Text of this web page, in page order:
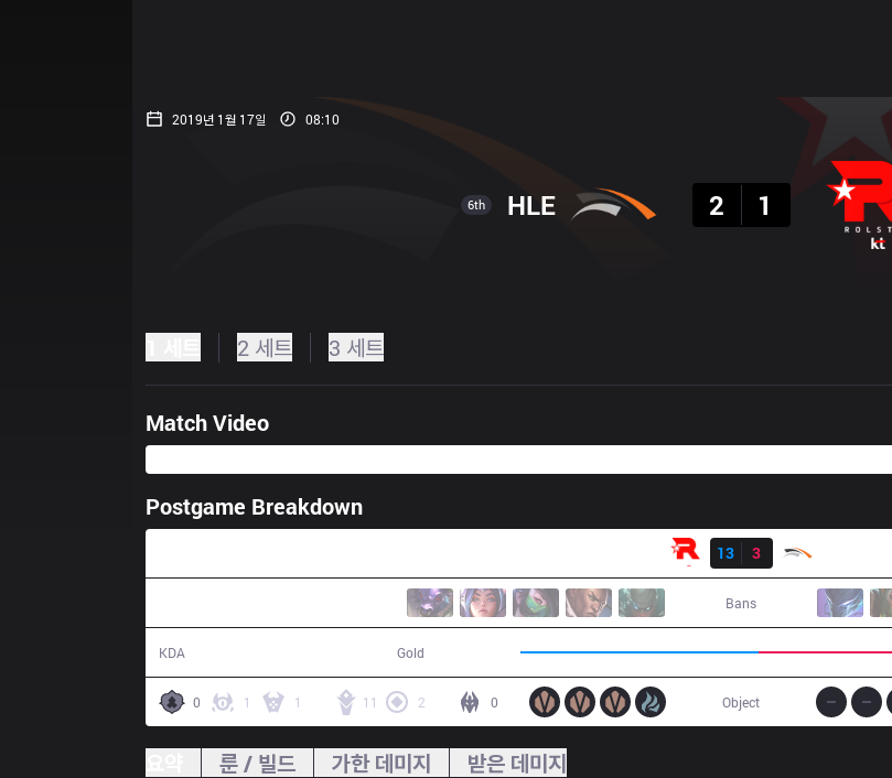
2019년 1월 17일 08:10
6th HLE
2
1
2 세트 3 세트
Match Video
Postgame Breakdown
13
3
Bans
KDA Gold
0 1 1 11 2 0 Object
룬 / 빌드 가한 데미지 받은 데미지